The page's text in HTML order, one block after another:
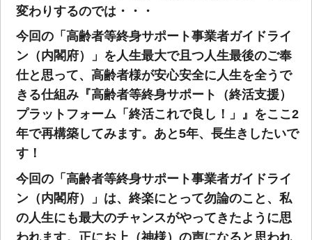
変わりするのでは・・・
今回の「高齢者等終身サポート事業者ガイドライ
ン（内閣府）」を人生最大で且つ人生最後のご奉
仕と思って、高齢者様が安心安全に人生を全うで
きる仕組み『高齢者等終身サポート（終活支援）
プラットフォーム「終活これで良し！」』をここ2
年で再構築してみます。あと5年、長生きしたいで
す！
今回の「高齢者等終身サポート事業者ガイドライ
ン（内閣府）」は、終楽にとって勿論のこと、私
の人生にも最大のチャンスがやってきたように思